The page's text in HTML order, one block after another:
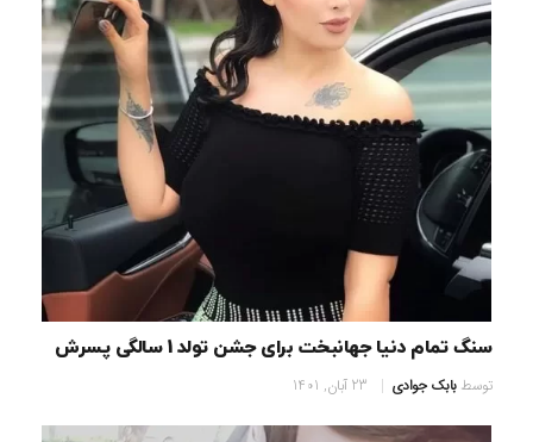
سنگ تمام دنیا جهانبخت برای جشن تولد 1 سالگی پسرش
توسطبابک جوادی 23 آبان, 1401